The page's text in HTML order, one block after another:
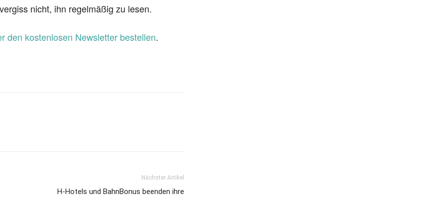
nicht, ihn regelmäßig zu lesen.
den kostenlosen Newsletter bestellen.
Nächster Artikel
H-Hotels und BahnBonus beenden ihre